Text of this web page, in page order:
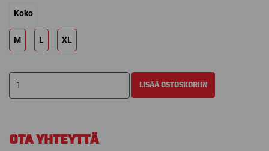
Koko
M L XL
BAUER
PRO
LISÄÄ OSTOSKORIIN
OTA YHTEYTTÄ